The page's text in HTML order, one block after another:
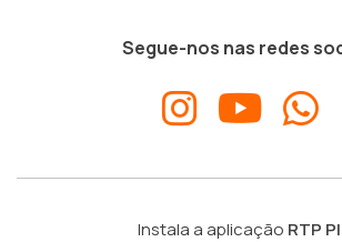
Segue-nos nas redes
Instala a aplicação RTP